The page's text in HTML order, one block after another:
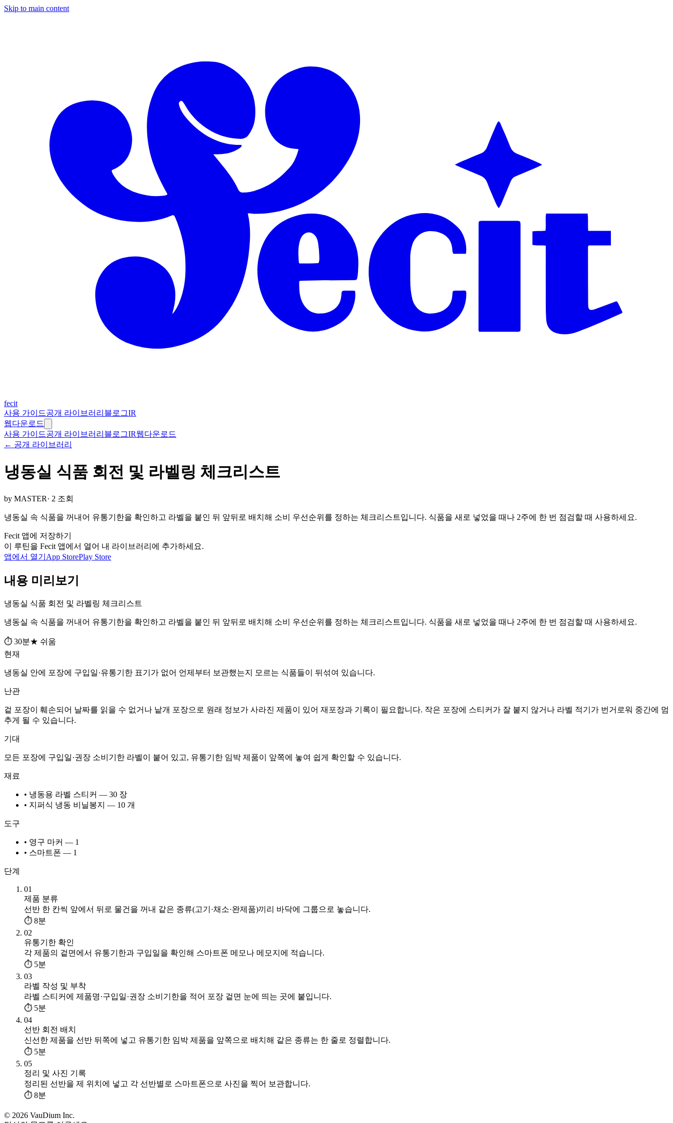
Skip to main content
fecit
사용 가이드공개 라이브러리 블로그IR
웹다운로드
사용 가이드공개 라이브러리 블로그IR웹다운로드
← 공개 라이브러리
냉동실 식품 회전 및 라벨링 체크리스트
by MASTER· 2 조회
냉동실 속 식품을 꺼내어 유통기한을 확인하고 라벨을 붙인 뒤 앞뒤로 배치해 소비 우선순위를 정하는 체크리스트입니다. 식품을 새로 넣었을 때나 2주에 한 번 점검할 때 사용하세요.
Fecit 앱에 저장하기
이 루틴을 Fecit 앱에서 열어 내 라이브러리에 추가하세요.
앱에서 열기 App StorePlay Store
내용 미리보기
냉동실 식품 회전 및 라벨링 체크리스트
냉동실 속 식품을 꺼내어 유통기한을 확인하고 라벨을 붙인 뒤 앞뒤로 배치해 소비 우선순위를 정하는 체크리스트입니다. 식품을 새로 넣었을 때나 2주에 한 번 점검할 때 사용하세요.
⏱ 30분★ 쉬움
현재
냉동실 안에 포장에 구입일·유통기한 표기가 없어 언제부터 보관했는지 모르는 식품들이 뒤섞여 있습니다.
난관
겉 포장이 훼손되어 날짜를 읽을 수 없거나 낱개 포장으로 원래 정보가 사라진 제품이 있어 재포장과 기록이 필요합니다. 작은 포장에 스티커가 잘 붙지 않거나 라벨 적기가 번거로워 중간에 멈
추게 될 수 있습니다.
기대
모든 포장에 구입일·권장 소비기한 라벨이 붙어 있고, 유통기한 임박 제품이 앞쪽에 놓여 쉽게 확인할 수 있습니다.
재료
• 냉동용 라벨 스티커 — 30 장
• 지퍼식 냉동 비닐봉지 — 10 개
도구
• 영구 마커 — 1
• 스마트폰 — 1
단계
01
제품 분류
선반 한 칸씩 앞에서 뒤로 물건을 꺼내 같은 종류(고기·채소·완제품)끼리 바닥에 그룹으로 놓습니다.
⏱ 8분
02
유통기한 확인
각 제품의 겉면에서 유통기한과 구입일을 확인해 스마트폰 메모나 메모지에 적습니다.
⏱ 5분
03
라벨 작성 및 부착
라벨 스티커에 제품명·구입일·권장 소비기한을 적어 포장 겉면 눈에 띄는 곳에 붙입니다.
⏱ 5분
04
선반 회전 배치
신선한 제품을 선반 뒤쪽에 넣고 유통기한 임박 제품을 앞쪽으로 배치해 같은 종류는 한 줄로 정렬합니다.
⏱ 5분
05
정리 및 사진 기록
정리된 선반을 제 위치에 넣고 각 선반별로 스마트폰으로 사진을 찍어 보관합니다.
⏱ 8분
© 2026 VauDium Inc.